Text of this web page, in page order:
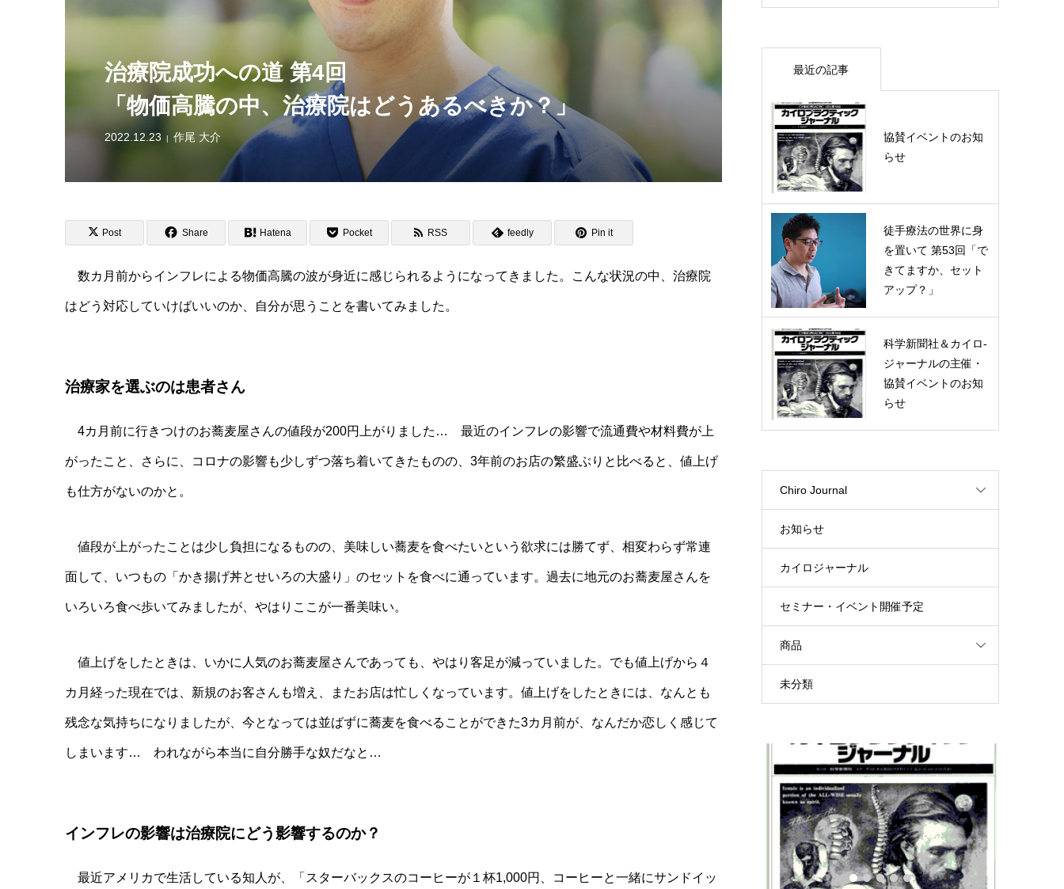
治療院成功への道 第4回
「物価高騰の中、治療院はどうあるべきか？」
2022.12.23 作尾 大介
Post Share Hatena Pocket RSS feedly Pin it
数カ月前からインフレによる物価高騰の波が身近に感じられるようになってきました。こんな状況の中、治療院
はどう対応していけばいいのか、自分が思うことを書いてみました。
治療家を選ぶのは患者さん
4カ月前に行きつけのお蕎麦屋さんの値段が200円上がりました… 最近のインフレの影響で流通費や材料費が上
がったこと、さらに、コロナの影響も少しずつ落ち着いてきたものの、3年前のお店の繁盛ぶりと比べると、値上げ
も仕方がないのかと。
値段が上がったことは少し負担になるものの、美味しい蕎麦を食べたいという欲求には勝てず、相変わらず常連
面して、いつもの「かき揚げ丼とせいろの大盛り」のセットを食べに通っています。過去に地元のお蕎麦屋さんを
いろいろ食べ歩いてみましたが、やはりここが一番美味い。
値上げをしたときは、いかに人気のお蕎麦屋さんであっても、やはり客足が減っていました。でも値上げから４
カ月経った現在では、新規のお客さんも増え、またお店は忙しくなっています。値上げをしたときには、なんとも
残念な気持ちになりましたが、今となっては並ばずに蕎麦を食べることができた3カ月前が、なんだか恋しく感じて
しまいます… われながら本当に自分勝手な奴だなと…
インフレの影響は治療院にどう影響するのか？
最近アメリカで生活している知人が、「スターバックスのコーヒーが１杯1,000円、コーヒーと一緒にサンドイッ
最近の記事
協賛イベントのお知
らせ
徒手療法の世界に身
を置いて 第53回「で
きてますか、セット
アップ？」
科学新聞社＆カイロ-
ジャーナルの主催・
協賛イベントのお知
らせ
Chiro Journal
お知らせ
カイロジャーナル
セミナー・イベント開催予定
商品
未分類
1 2 3 4 5